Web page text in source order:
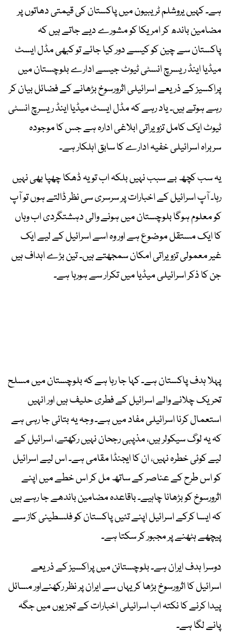
ہے۔ کہیں یروشلم ٹریبیون میں پاکستان کی قیمتی دھاتوں پر
مضامین باندھ کر امریکا کو مشورے دیے جاتے ہیں کہ
پاکستان سے چین کو کیسے دور کیا جائے تو کبھی مڈل ایسٹ
میڈیا اینڈ ریسرچ انسٹی ٹیوٹ جیسے ادارے بلوچستان میں
پراکسیز کے ذریعے اسرائیلی اثرورسوخ بڑھانے کے فضائل بیان کر
رہے ہوتے ہیں۔ یاد رہے کہ مڈل ایسٹ میڈیا اینڈ ریسرچ انسٹی
ٹیوٹ ایک کامل تزویراتی ابلاغی ادارہ ہے جس کا موجودہ
سربراہ اسرائیلی خفیہ ادارے کا سابق اہلکار ہے۔
یہ سب کچھ بے سبب نہیں بلکہ اب تو یہ ڈھکا چھپا بھی نہیں
رہا۔ آپ اسرائیل کے اخبارات پر سرسری سی نظر ڈالتے ہوں تو آپ
کو معلوم ہوگا بلوچستان میں ہونے والی دہشتگردی اب وہاں
کا ایک مستقل موضوع ہے اور وہ اسے اسرائیل کے لیے ایک
غیر معمولی تزویراتی امکان سمجھتے ہیں۔ تین بڑے اہداف ہیں
جن کا ذکر اسرائیلی میڈیا میں تکرار سے ہورہا ہے۔
پہلا ہدف پاکستان ہے۔ کہا جا رہا ہے کہ بلوچستان میں مسلح
تحریک چلانے والے اسرائیل کے فطری حلیف ہیں اور انہیں
استعمال کرنا اسرائیلی مفاد میں ہے۔ وجہ یہ بتائی جا رہی ہے
کہ یہ لوگ سیکولر ہیں، مذپبی رجحان نہیں رکھتے، اسرائیل کے
لیے کوئی خطرہ نہیں، ان کا ایجنڈا مقامی ہے۔ اس لیے اسرائیل
کو اس طرح کے عناصر کے ساتھ مل کر اس خطے میں اپنے
اثرورسوخ کو بڑھانا چاہیے۔ باقاعدہ مضامین باندھے جا رہے ہیں
کہ ایسا کرکے اسرائیل اپنے تئیں پاکستان کو فلسطینی کاز سے
پیچھے ہٹھنے پر مجبور کر سکتا ہے۔
دوسرا ہدف ایران ہے۔ بلوچستانن میں پراکسیز کے ذریعے
اسرائیل کا اثرورسوخ بڑھا کر یہاں سے ایران پر نظر رکھنےاور مسائل
پیدا کرنے کا نکتہ اب اسرائیلی اخبارات کے تجزیوں میں جگہ
پانے لگا ہے۔